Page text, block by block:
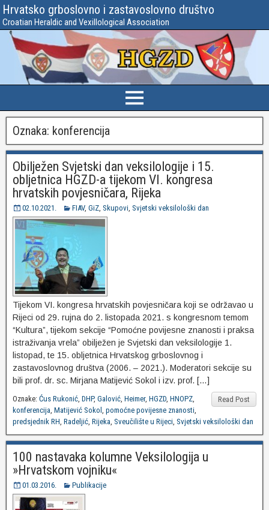
Hrvatsko grboslovno i zastavoslovno društvo
Croatian Heraldic and Vexillological Association
Oznaka: konferencija
Obilježen Svjetski dan veksilologije i 15.
obljetnica HGZD-a tijekom VI. kongresa
hrvatskih povjesničara, Rijeka
02.10.2021. FIAV, GiZ, Skupovi, Svjetski veksilološki dan
Tijekom VI. kongresa hrvatskih povjesničara koji se održavao u
Rijeci od 29. rujna do 2. listopada 2021. s kongresnom temom
“Kultura”, tijekom sekcije “Pomoćne povijesne znanosti i praksa
istraživanja vrela” obilježen je Svjetski dan veksilologije 1.
listopad, te 15. obljetnica Hrvatskog grboslovnog i
zastavoslovnog društva (2006. – 2021.). Moderatori sekcije su
bili prof. dr. sc. Mirjana Matijević Sokol i izv. prof. […]
Read Post
Oznake: Ćus Rukonić, DHP, Galović, Heimer, HGZD, HNOPZ,
konferencija, Matijević Sokol , pomoćne povijesne znanosti,
predsjednik RH, Radeljić, Rijeka, Sveučilište u Rijeci, Svjetski veksilološki dan
100 nastavaka kolumne Veksilologija u
»Hrvatskom vojniku«
01.03.2016. Publikacije